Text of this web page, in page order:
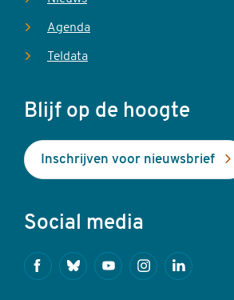
Agenda
Teldata
Blijf op de hoogte
Inschrijven voor nieuwsbrief
Social media
FacebookBlueskyYoutubeInstagramLinkedin